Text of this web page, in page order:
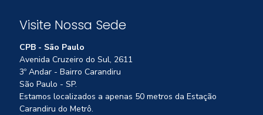
Visite Nossa Sede
CPB - São Paulo
Avenida Cruzeiro do Sul, 2611
3º Andar - Bairro Carandiru
São Paulo - SP.
Estamos localizados a apenas 50 metros da Estação
Carandiru do Metrô.